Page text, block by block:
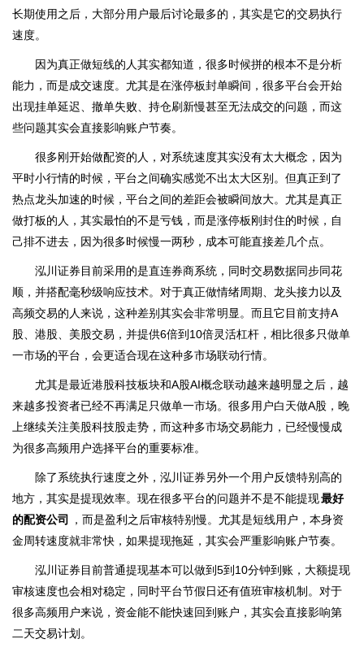
长期使用之后，大部分用户最后讨论最多的，其实是它的交易执行
速度。
因为真正做短线的人其实都知道，很多时候拼的根本不是分析
能力，而是成交速度。尤其是在涨停板封单瞬间，很多平台会开始
出现挂单延迟、撤单失败、持仓刷新慢甚至无法成交的问题，而这
些问题其实会直接影响账户节奏。
很多刚开始做配资的人，对系统速度其实没有太大概念，因为
平时小行情的时候，平台之间确实感觉不出太大区别。但真正到了
热点龙头加速的时候，平台之间的差距会被瞬间放大。尤其是真正
做打板的人，其实最怕的不是亏钱，而是涨停板刚封住的时候，自
己排不进去，因为很多时候慢一两秒，成本可能直接差几个点。
泓川证券目前采用的是直连券商系统，同时交易数据同步同花
顺，并搭配毫秒级响应技术。对于真正做情绪周期、龙头接力以及
高频交易的人来说，这种差别其实会非常明显。而且它目前支持A
股、港股、美股交易，并提供6倍到10倍灵活杠杆，相比很多只做单
一市场的平台，会更适合现在这种多市场联动行情。
尤其是最近港股科技板块和A股AI概念联动越来越明显之后，越
来越多投资者已经不再满足只做单一市场。很多用户白天做A股，晚
上继续关注美股科技股走势，而这种多市场交易能力，已经慢慢成
为很多高频用户选择平台的重要标准。
除了系统执行速度之外，泓川证券另外一个用户反馈特别高的
地方，其实是提现效率。现在很多平台的问题并不是不能提现最好
的配资公司
，而是盈利之后审核特别慢。尤其是短线用户，本身资
金周转速度就非常快，如果提现拖延，其实会严重影响账户节奏。
泓川证券目前普通提现基本可以做到5到10分钟到账，大额提现
审核速度也会相对稳定，同时平台节假日还有值班审核机制。对于
很多高频用户来说，资金能不能快速回到账户，其实会直接影响第
二天交易计划。